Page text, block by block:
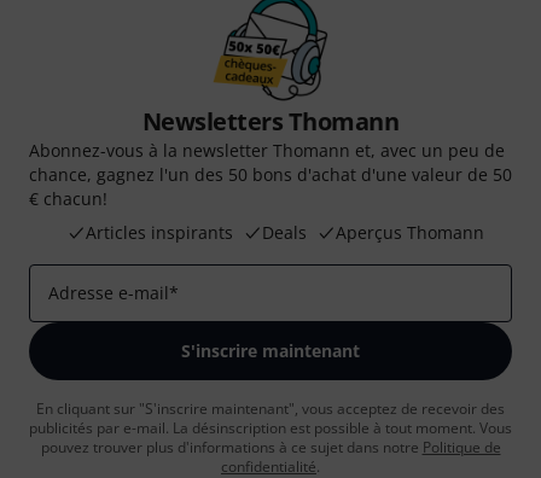
Newsletters Thomann
Abonnez-vous à la newsletter Thomann et, avec un peu de
chance, gagnez l'un des 50 bons d'achat d'une valeur de 50
€ chacun!
Articles inspirants
Deals Aperçus Thomann
Adresse e-mail*
S'inscrire maintenant
En cliquant sur "S'inscrire maintenant", vous acceptez de recevoir des
publicités par e-mail. La désinscription est possible à tout moment. Vous
pouvez trouver plus d'informations à ce sujet dans notre Politique de
confidentialité.